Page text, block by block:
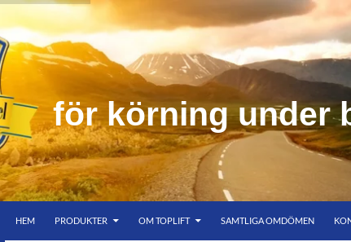
för körning under
bar himmel
HEM
PRODUKTER OM TOPLIFT SAMTLIGA OMDÖMEN